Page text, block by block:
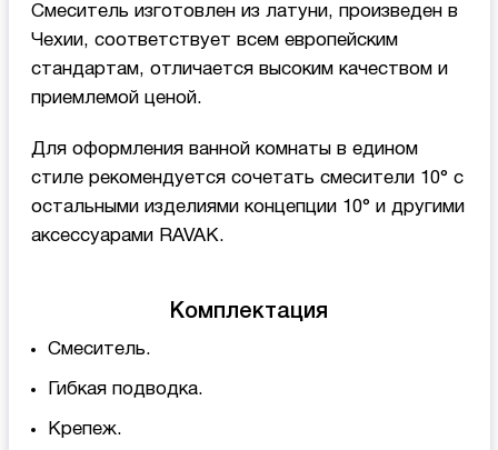
Смеситель изготовлен из латуни, произведен в
Чехии, соответствует всем европейским
стандартам, отличается высоким качеством и
приемлемой ценой.
Для оформления ванной комнаты в едином
стиле рекомендуется сочетать смесители 10° с
остальными изделиями концепции 10° и другими
аксессуарами RAVAK.
Комплектация
Смеситель.
Гибкая подводка.
Крепеж.